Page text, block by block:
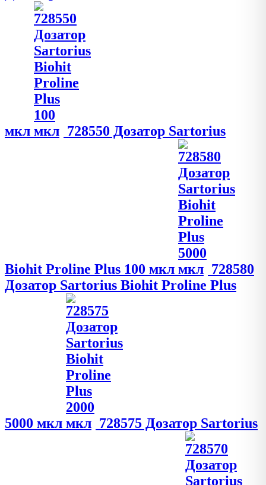
мкл 728550 Дозатор Sartorius
Biohit Proline Plus 100 мкл
728580
Дозатор Sartorius Biohit Proline Plus
5000 мкл 728575 Дозатор Sartorius